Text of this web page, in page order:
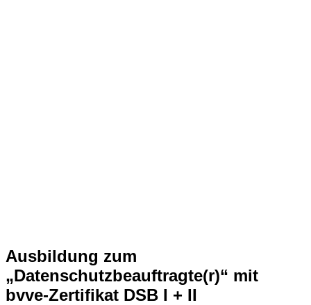
Ausbildung zum
„Datenschutzbeauftragte(r)“ mit
bvve-Zertifikat DSB I + II